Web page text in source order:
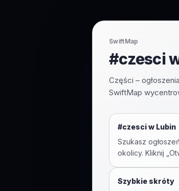
SwiftMap
#czesci
Części –
SwiftMap
#czesciw Lubin
Szukasz
okolicy. Kliknij
Szybkie skróty